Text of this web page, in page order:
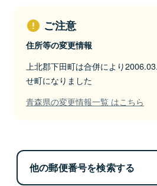
ご注意
住所等の変更情報
上北郡下田町は合併により
せ町になりました
青森県の変更情報一覧 はこちら
他の郵便番号を検索する